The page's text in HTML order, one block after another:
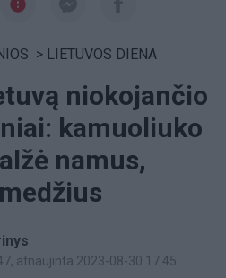
> LIETUVOS DIENA
niokojančio
kamuoliuko
namus,
, atnaujinta 2023-08-30 17:45